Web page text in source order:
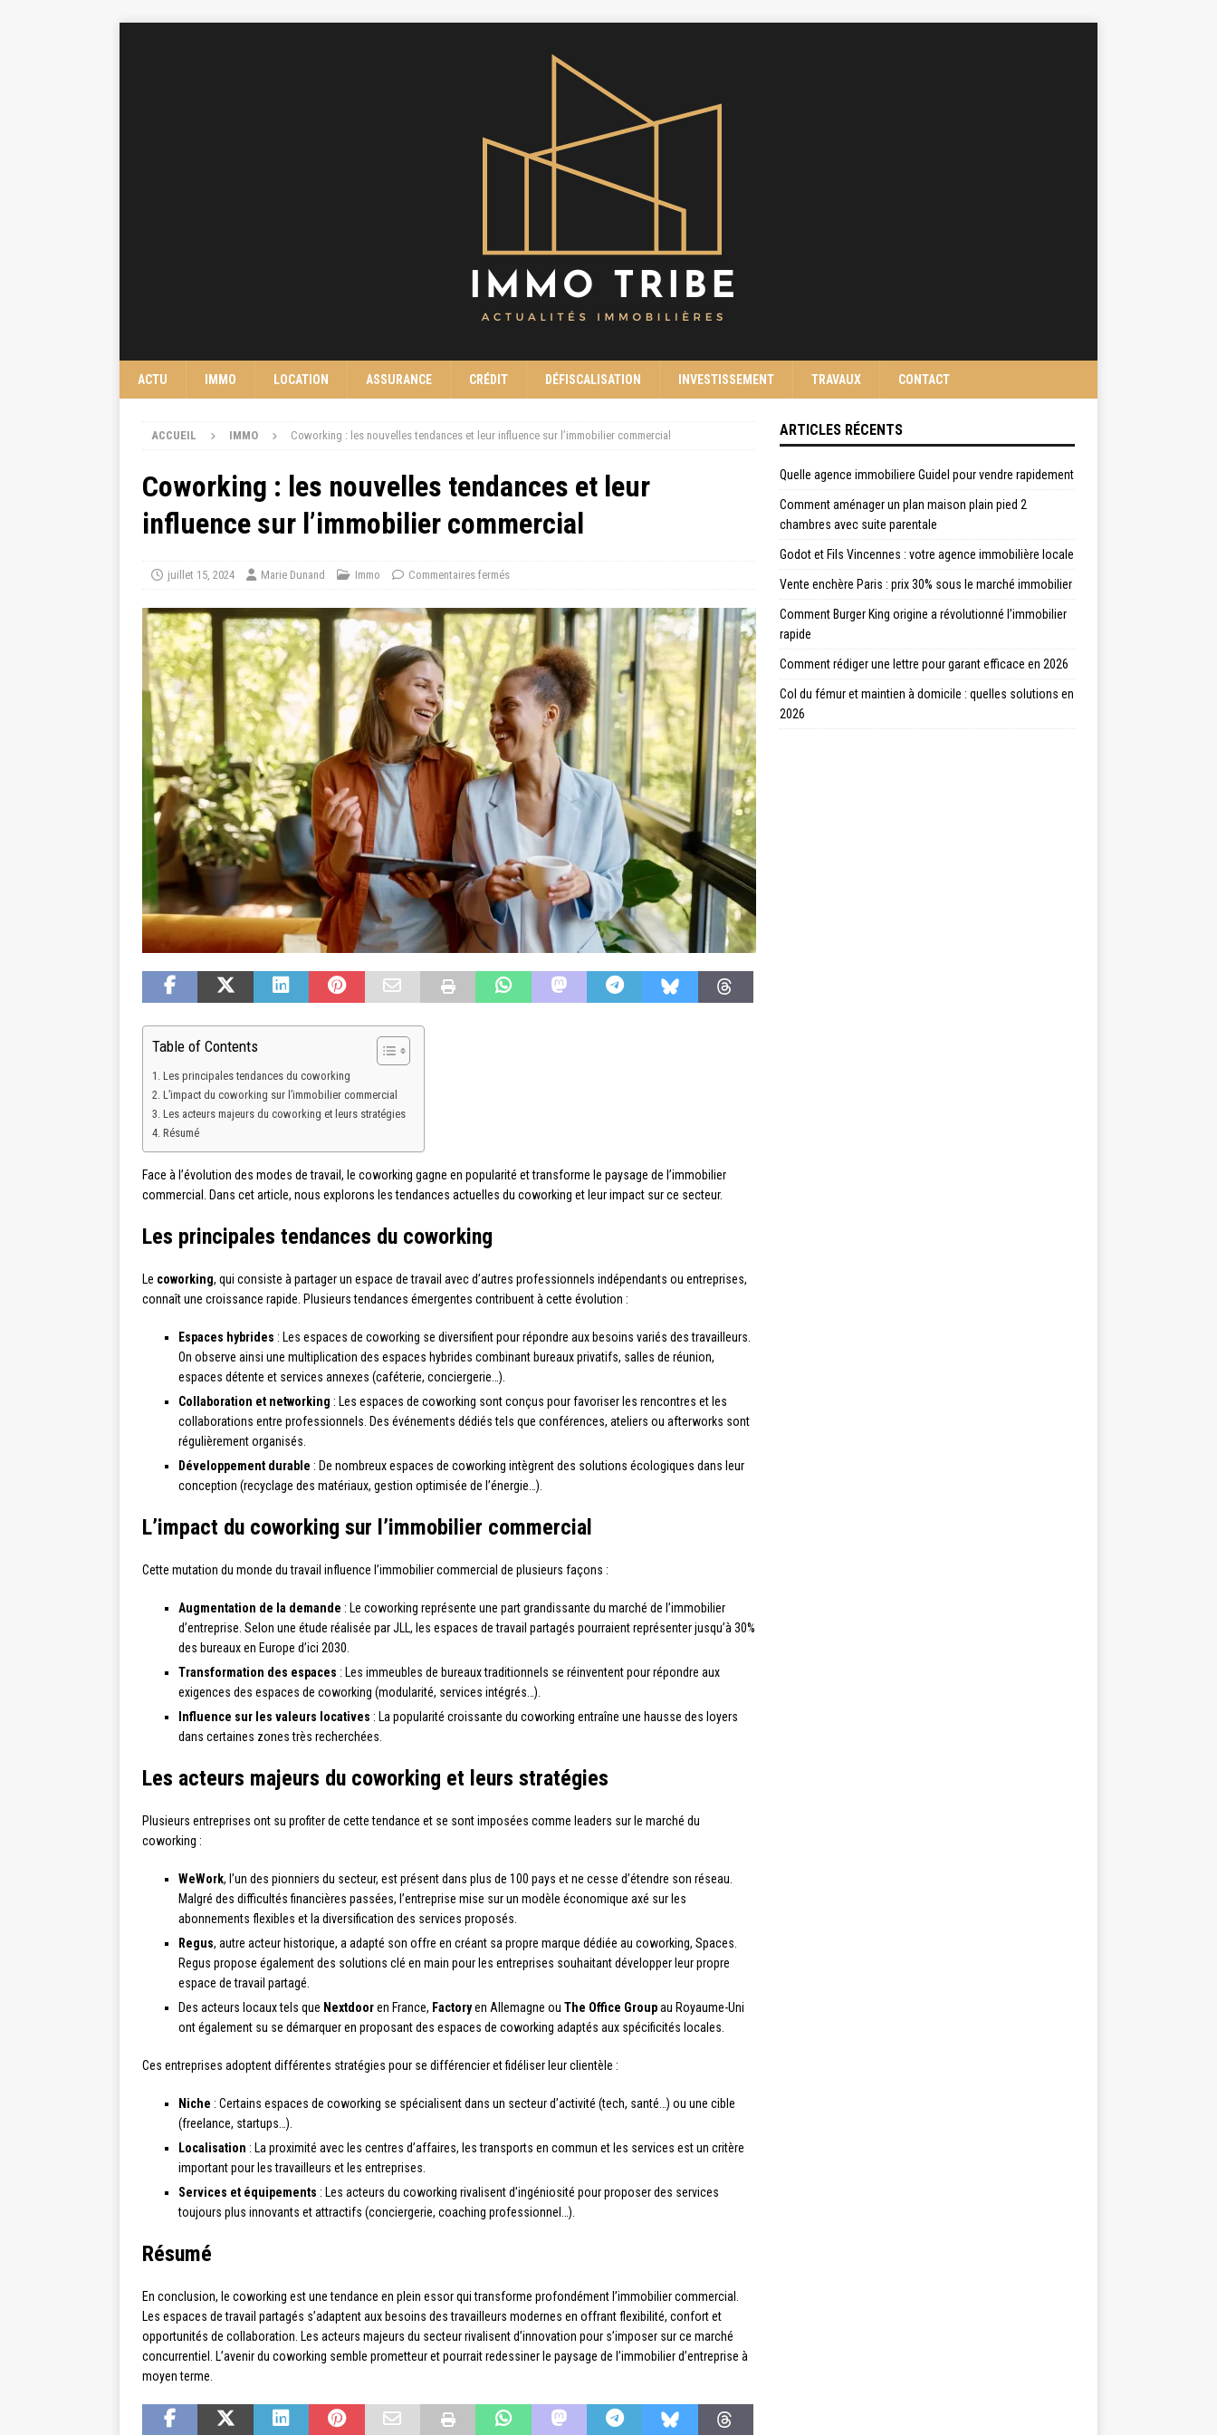
ACTU IMMO LOCATION ASSURANCE CRÉDIT DÉFISCALISATION INVESTISSEMENT TRAVAUX CONTACT
ACCUEIL IMMO Coworking : les nouvelles tendances et leur influence sur l’immobilier commercial
Coworking : les nouvelles tendances et leur
influence sur l’immobilier commercial
juillet 15, 2024 Marie Dunand Immo Commentaires fermés
Table of Contents
Les principales tendances du coworking
L’impact du coworking sur l’immobilier commercial
Les acteurs majeurs du coworking et leurs stratégies
Résumé
Face à l’évolution des modes de travail, le coworking gagne en popularité et transforme le paysage de l’immobilier
commercial. Dans cet article, nous explorons les tendances actuelles du coworking et leur impact sur ce secteur.
Les principales tendances du coworking
Le coworking, qui consiste à partager un espace de travail avec d’autres professionnels indépendants ou entreprises,
connaît une croissance rapide. Plusieurs tendances émergentes contribuent à cette évolution :
Espaces hybrides : Les espaces de coworking se diversifient pour répondre aux besoins variés des travailleurs.
On observe ainsi une multiplication des espaces hybrides combinant bureaux privatifs, salles de réunion,
espaces détente et services annexes (caféterie, conciergerie…).
Collaboration et networking : Les espaces de coworking sont conçus pour favoriser les rencontres et les
collaborations entre professionnels. Des événements dédiés tels que conférences, ateliers ou afterworks sont
régulièrement organisés.
Développement durable : De nombreux espaces de coworking intègrent des solutions écologiques dans leur
conception (recyclage des matériaux, gestion optimisée de l’énergie…).
L’impact du coworking sur l’immobilier commercial
Cette mutation du monde du travail influence l’immobilier commercial de plusieurs façons :
Augmentation de la demande : Le coworking représente une part grandissante du marché de l’immobilier
d’entreprise. Selon une étude réalisée par JLL, les espaces de travail partagés pourraient représenter jusqu’à 30%
des bureaux en Europe d’ici 2030.
Transformation des espaces : Les immeubles de bureaux traditionnels se réinventent pour répondre aux
exigences des espaces de coworking (modularité, services intégrés…).
Influence sur les valeurs locatives : La popularité croissante du coworking entraîne une hausse des loyers
dans certaines zones très recherchées.
Les acteurs majeurs du coworking et leurs stratégies
Plusieurs entreprises ont su profiter de cette tendance et se sont imposées comme leaders sur le marché du
coworking :
WeWork, l’un des pionniers du secteur, est présent dans plus de 100 pays et ne cesse d’étendre son réseau.
Malgré des difficultés financières passées, l’entreprise mise sur un modèle économique axé sur les
abonnements flexibles et la diversification des services proposés.
Regus, autre acteur historique, a adapté son offre en créant sa propre marque dédiée au coworking, Spaces.
Regus propose également des solutions clé en main pour les entreprises souhaitant développer leur propre
espace de travail partagé.
Des acteurs locaux tels que Nextdooren France, Factoryen Allemagne ou The Office Groupau Royaume-Uni
ont également su se démarquer en proposant des espaces de coworking adaptés aux spécificités locales.
Ces entreprises adoptent différentes stratégies pour se différencier et fidéliser leur clientèle :
Niche : Certains espaces de coworking se spécialisent dans un secteur d’activité (tech, santé…) ou une cible
(freelance, startups…).
Localisation : La proximité avec les centres d’affaires, les transports en commun et les services est un critère
important pour les travailleurs et les entreprises.
Services et équipements : Les acteurs du coworking rivalisent d’ingéniosité pour proposer des services
toujours plus innovants et attractifs (conciergerie, coaching professionnel…).
Résumé
En conclusion, le coworking est une tendance en plein essor qui transforme profondément l’immobilier commercial.
Les espaces de travail partagés s’adaptent aux besoins des travailleurs modernes en offrant flexibilité, confort et
opportunités de collaboration. Les acteurs majeurs du secteur rivalisent d’innovation pour s’imposer sur ce marché
concurrentiel. L’avenir du coworking semble prometteur et pourrait redessiner le paysage de l’immobilier d’entreprise à
moyen terme.
ARTICLES RÉCENTS
Quelle agence immobiliere Guidel pour vendre rapidement
Comment aménager un plan maison plain pied 2
chambres avec suite parentale
Godot et Fils Vincennes : votre agence immobilière locale
Vente enchère Paris : prix 30% sous le marché immobilier
Comment Burger King origine a révolutionné l’immobilier
rapide
Comment rédiger une lettre pour garant efficace en 2026
Col du fémur et maintien à domicile : quelles solutions en
2026